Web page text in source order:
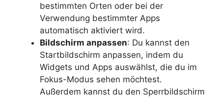
bestimmten Orten oder bei der
Verwendung bestimmter Apps
automatisch aktiviert wird.
Bildschirm anpassen: Du kannst den
Startbildschirm anpassen, indem du
Widgets und Apps auswählst, die du im
Fokus-Modus sehen möchtest.
Außerdem kannst du den Sperrbildschirm